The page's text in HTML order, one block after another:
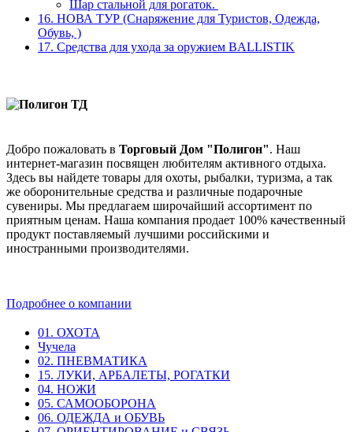
Шар стальной для рогаток.
16. НОВА ТУР (Снаряжение для Туристов, Одежда,
Обувь, )
17. Средства для ухода за оружием BALLISTIK
Добро пожаловать в Торговый Дом "Полигон". Наш
интернет-магазин посвящен любителям активного отдыха.
Здесь вы найдете товары для охоты, рыбалки, туризма, а так
же оборонительные средства и различные подарочные
сувениры. Мы предлагаем широчайший ассортимент по
приятным ценам. Наша компания продает 100% качественный
продукт поставляемый лучшими российскими и
иностранными производителями.
Подробнее о компании
01. ОХОТА
Чучела
02. ПНЕВМАТИКА
15. ЛУКИ, АРБАЛЕТЫ, РОГАТКИ
04. НОЖИ
05. САМООБОРОНА
06. ОДЕЖДА и ОБУВЬ